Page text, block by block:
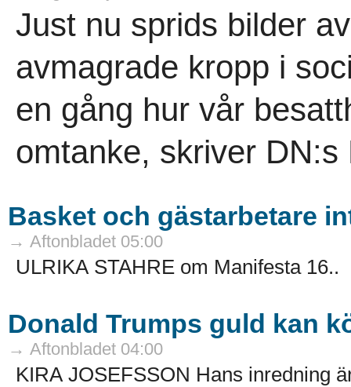
Just nu sprids bilder
avmagrade kropp i
en gång hur vår
omtanke, skriver
Basket och gästarbetare
→ Aftonbladet 05:00
ULRIKA STAHRE om Manifesta 16..
Donald Trumps guld kan
→ Aftonbladet 04:00
KIRA JOSEFSSON Hans inredning